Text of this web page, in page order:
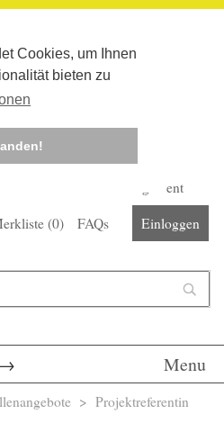
Cookies, um Ihnen
bieten zu
Corona-Management
(0) FAQs Einloggen
Menu
> Projektreferentin